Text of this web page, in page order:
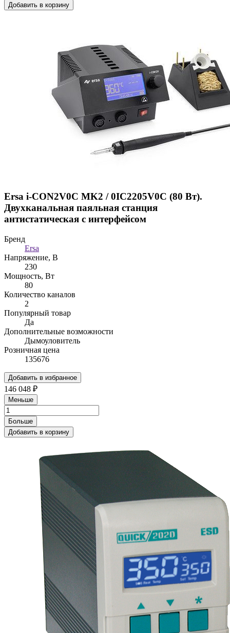
Добавить в корзину
Ersa i-CON2V0C MK2 / 0IC2205V0C (80 Вт).
Двухканальная паяльная станция
антистатическая с интерфейсом
Бренд
Ersa
Напряжение, В
230
Мощность, Вт
80
Количество каналов
2
Популярный товар
Да
Дополнительные возможности
Дымоуловитель
Розничная цена
135676
Добавить в избранное
146 048 ₽
Меньше
Больше
Добавить в корзину